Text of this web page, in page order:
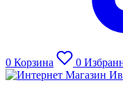
0 Корзина 0